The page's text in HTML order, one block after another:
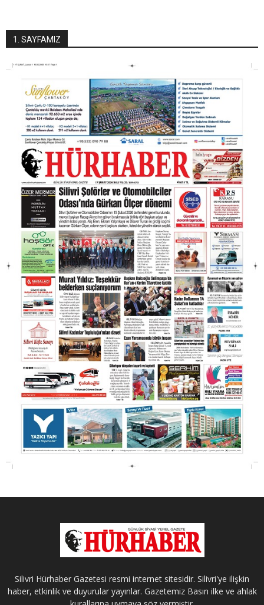
1. SAYFAMIZ
Silivri Hürhaber Gazetesi resmi internet sitesidir. Silivri'ye ilişkin
haber, etkinlik ve duyurular yayınlar. Gazetemiz Basın ilke ve ahlak